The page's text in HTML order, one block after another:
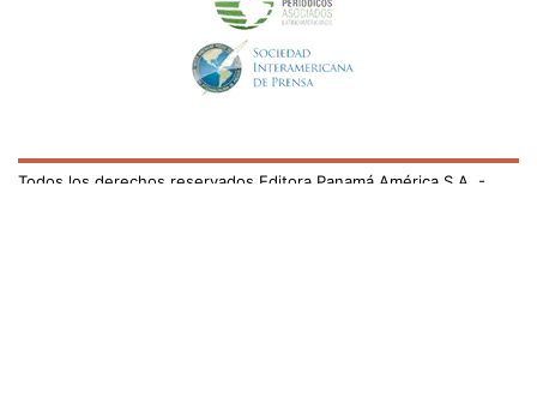
Todos los derechos reservados Editora Panamá América S.A. -